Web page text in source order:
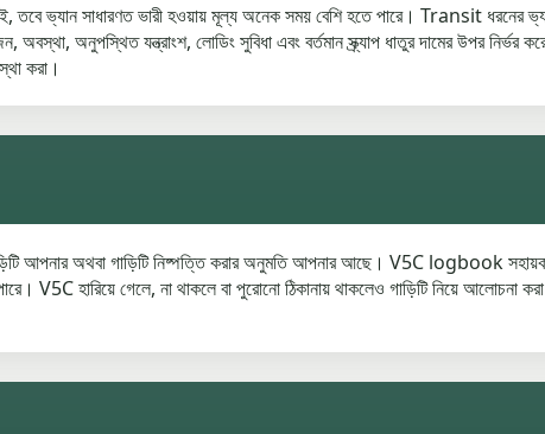
তবে ভ্যান সাধারণত ভারী হওয়ায় মূল্য অনেক সময় বেশি হতে পারে। Transit ধরনের
অনুপস্থিত যন্ত্রাংশ, লোডিং সুবিধা এবং বর্তমান স্ক্র্যাপ ধাতুর দামের উপর
করা।
আপনার অথবা গাড়িটি নিষ্পত্তি করার অনুমতি আপনার আছে। V5C logbook
V5C হারিয়ে গেলে, না থাকলে বা পুরোনো ঠিকানায় থাকলেও গাড়িটি নিয়ে আলোচনা